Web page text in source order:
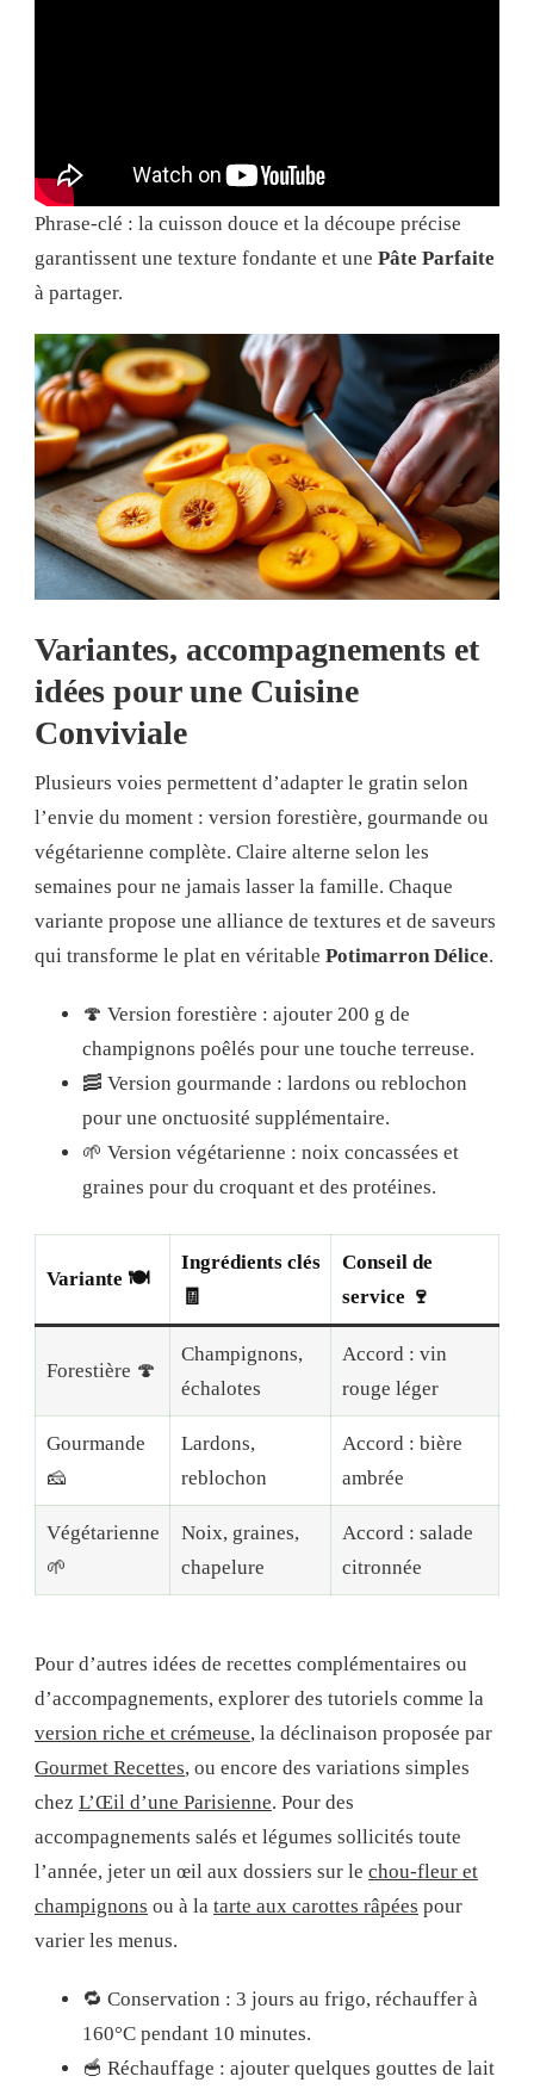
Phrase-clé : la cuisson douce et la découpe précise
garantissent une texture fondante et une Pâte Parfaite
à partager.
Variantes, accompagnements et
idées pour une Cuisine
Conviviale
Plusieurs voies permettent d’adapter le gratin selon
l’envie du moment : version forestière, gourmande ou
végétarienne complète. Claire alterne selon les
semaines pour ne jamais lasser la famille. Chaque
variante propose une alliance de textures et de saveurs
qui transforme le plat en véritable Potimarron Délice.
🍄 Version forestière : ajouter 200 g de
champignons poêlés pour une touche terreuse.
🥓 Version gourmande : lardons ou reblochon
pour une onctuosité supplémentaire.
🌱 Version végétarienne : noix concassées et
graines pour du croquant et des protéines.
Variante 🍽️
Ingrédients clés
🧾
Conseil de
service 🍷
Forestière 🍄
Champignons,
échalotes
Accord : vin
rouge léger
Gourmande
🧀
Lardons,
reblochon
Accord : bière
ambrée
Végétarienne
🌱
Noix, graines,
chapelure
Accord : salade
citronnée
Pour d’autres idées de recettes complémentaires ou
d’accompagnements, explorer des tutoriels comme la
version riche et crémeuse, la déclinaison proposée par
Gourmet Recettes, ou encore des variations simples
chez L’Œil d’une Parisienne. Pour des
accompagnements salés et légumes sollicités toute
l’année, jeter un œil aux dossiers sur le chou-fleur et
champignons ou à la tarte aux carottes râpées pour
varier les menus.
🔁 Conservation : 3 jours au frigo, réchauffer à
160°C pendant 10 minutes.
🥣 Réchauffage : ajouter quelques gouttes de lait